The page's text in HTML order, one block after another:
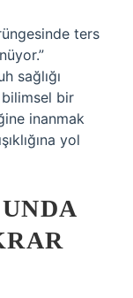
ters
sağlığı
bilimsel bir
inanmak
yol